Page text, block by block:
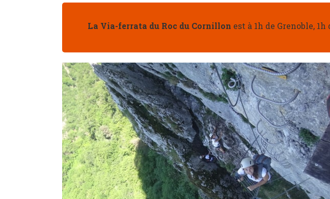
La Via-ferrata du Roc du Cornillon est à 1h de Grenoble,